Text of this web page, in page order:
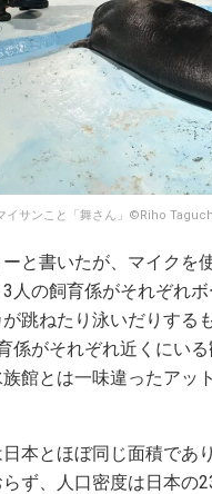
イサンこと「舞さん」©Riho
と書いたが、マイクを
人の飼育係がそれぞれボ
跳ねたり泳いだりする
係がそれぞれ近くにい
族館とは一味違ったアッ
日本とほぼ同じ面積であ
らず、人口密度は日本の